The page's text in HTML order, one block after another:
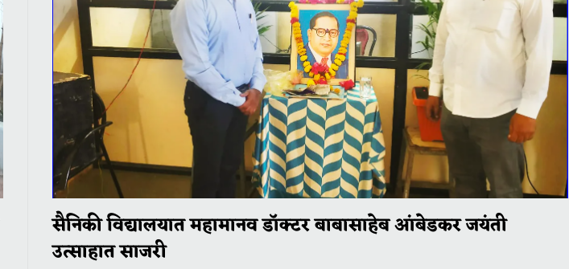
सैनिकी विद्यालयात महामानव डॉक्टर बाबासाहेब आंबेडकर जयंती
उत्साहात साजरी